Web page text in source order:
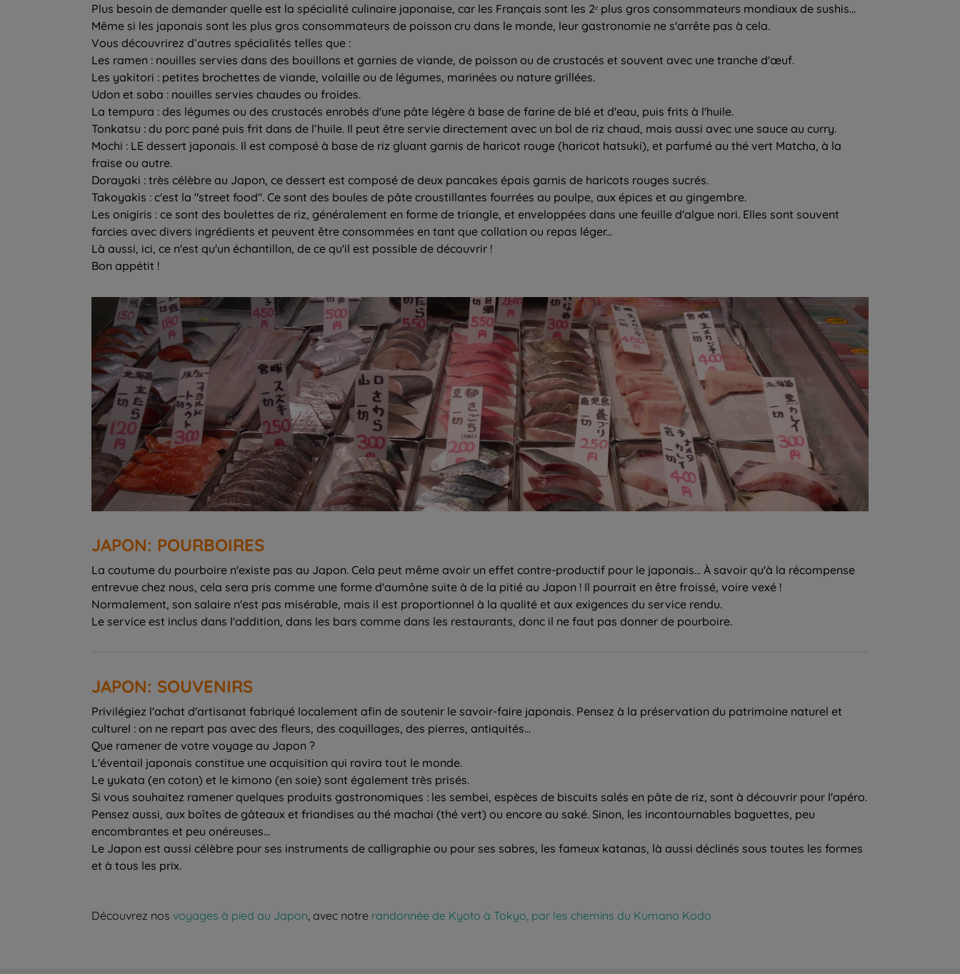
Plus besoin de demander quelle est la spécialité culinaire japonaise, car les Français sont les 2ᵉ plus gros consommateurs mondiaux de sushis...
Même si les japonais sont les plus gros consommateurs de poisson cru dans le monde, leur gastronomie ne s'arrête pas à cela.
Vous découvrirez d’autres spécialités telles que :
Les ramen : nouilles servies dans des bouillons et garnies de viande, de poisson ou de crustacés et souvent avec une tranche d'œuf.
Les yakitori : petites brochettes de viande, volaille ou de légumes, marinées ou nature grillées.
Udon et soba : nouilles servies chaudes ou froides.
La tempura : des légumes ou des crustacés enrobés d'une pâte légère à base de farine de blé et d'eau, puis frits à l'huile.
Tonkatsu : du porc pané puis frit dans de l’huile. Il peut être servie directement avec un bol de riz chaud, mais aussi avec une sauce au curry.
Mochi : LE dessert japonais. Il est composé à base de riz gluant garnis de haricot rouge (haricot hatsuki), et parfumé au thé vert Matcha, à la
fraise ou autre.
Dorayaki : très célèbre au Japon, ce dessert est composé de deux pancakes épais garnis de haricots rouges sucrés.
Takoyakis : c'est la "street food". Ce sont des boules de pâte croustillantes fourrées au poulpe, aux épices et au gingembre.
Les onigiris : ce sont des boulettes de riz, généralement en forme de triangle, et enveloppées dans une feuille d'algue nori. Elles sont souvent
farcies avec divers ingrédients et peuvent être consommées en tant que collation ou repas léger...
Là aussi, ici, ce n'est qu'un échantillon, de ce qu'il est possible de découvrir !
Bon appétit !
JAPON: POURBOIRES
La coutume du pourboire n'existe pas au Japon. Cela peut même avoir un effet contre-productif pour le japonais... À savoir qu'à la récompense
entrevue chez nous, cela sera pris comme une forme d'aumône suite à de la pitié au Japon ! Il pourrait en être froissé, voire vexé !
Normalement, son salaire n'est pas misérable, mais il est proportionnel à la qualité et aux exigences du service rendu.
Le service est inclus dans l'addition, dans les bars comme dans les restaurants, donc il ne faut pas donner de pourboire.
JAPON: SOUVENIRS
Privilégiez l'achat d'artisanat fabriqué localement afin de soutenir le savoir-faire japonais. Pensez à la préservation du patrimoine naturel et
culturel : on ne repart pas avec des fleurs, des coquillages, des pierres, antiquités…
Que ramener de votre voyage au Japon ?
L'éventail japonais constitue une acquisition qui ravira tout le monde.
Le yukata (en coton) et le kimono (en soie) sont également très prisés.
Si vous souhaitez ramener quelques produits gastronomiques : les sembei, espèces de biscuits salés en pâte de riz, sont à découvrir pour l'apéro.
Pensez aussi, aux boîtes de gâteaux et friandises au thé machai (thé vert) ou encore au saké. Sinon, les incontournables baguettes, peu
encombrantes et peu onéreuses…
Le Japon est aussi célèbre pour ses instruments de calligraphie ou pour ses sabres, les fameux katanas, là aussi déclinés sous toutes les formes
et à tous les prix.
Découvrez nos voyages à pied au Japon , avec notre randonnée de Kyoto à Tokyo, par les chemins du Kumano Kodo